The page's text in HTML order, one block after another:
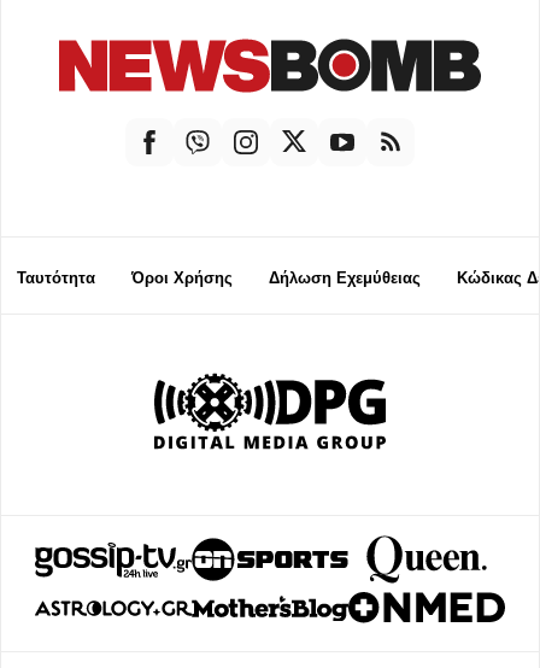
Ταυτότητα Όροι Χρήσης Δήλωση Εχεμύθειας Κώδικας